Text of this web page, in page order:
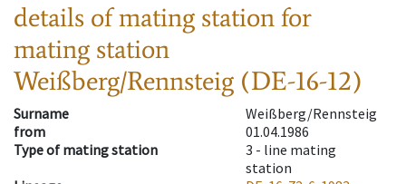
details of mating stationfor
mating station
Weißberg/Rennsteig (DE-16-12)
Surname
Weißberg/Rennsteig
from
01.04.1986
Type of mating station
3 - line mating
station